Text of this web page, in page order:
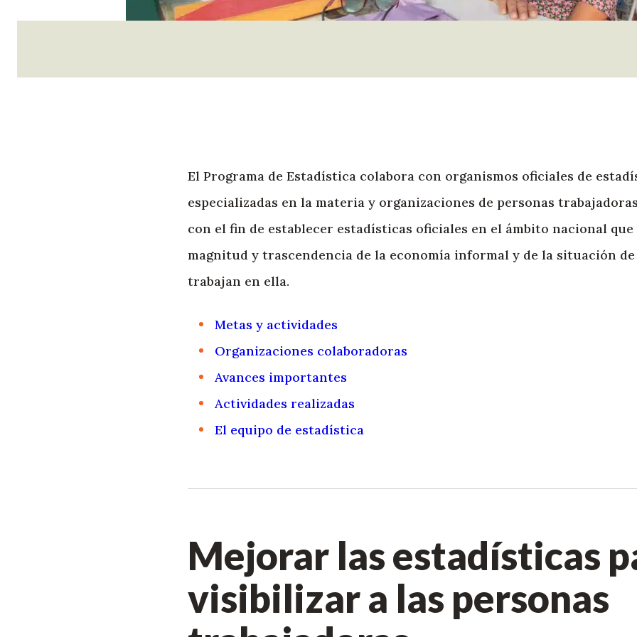
El Programa de Estadística colabora con organismos oficiales de
especializadas en la materia y organizaciones de personas
con el fin de establecer estadísticas oficiales en el ámbito nacional
magnitud y trascendencia de la economía informal y de la situación de
trabajan en ella.
Metas y actividades
Organizaciones colaboradoras
Avances importantes
Actividades realizadas
El equipo de estadística
Mejorar las estadísticas
visibilizar a las personas